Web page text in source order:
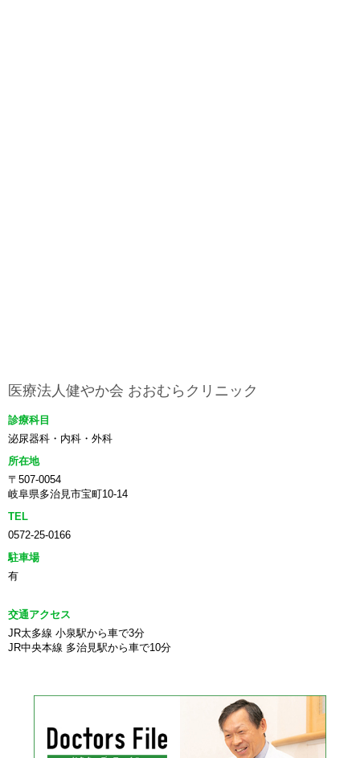
医療法人健やか会 おおむらクリニック
診療科目
泌尿器科・内科・外科
所在地
〒507-0054
岐阜県多治見市宝町10-14
TEL
0572-25-0166
駐車場
有
交通アクセス
JR太多線 小泉駅から車で3分
JR中央本線 多治見駅から車で10分